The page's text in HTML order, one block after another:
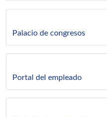
Palacio de congresos
Portal del empleado